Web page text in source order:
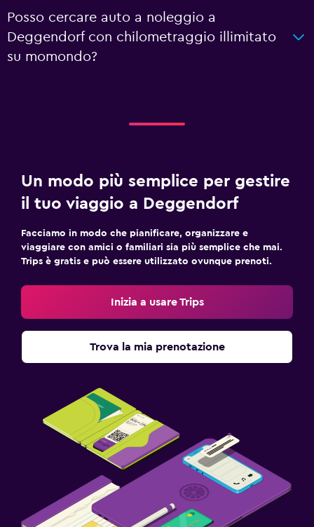
Posso cercare auto a noleggio a
Deggendorf con chilometraggio illimitato
su momondo?
Un modo più semplice per gestire
il tuo viaggio a Deggendorf
Facciamo in modo che pianificare, organizzare e
viaggiare con amici o familiari sia più semplice che mai.
Trips è gratis e può essere utilizzato ovunque prenoti.
Inizia a usare Trips
Trova la mia prenotazione